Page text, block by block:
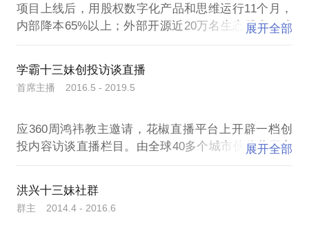
项目上线后，用股权数字化产品和思维运行11个月，
内部降本65%以上；外部开源近20万名生态股东，成
企业“泰坦资本”、“初心会”、“臻藏”、“赣南脐橙”等企
展开全部
学霸十三妹创投访谈直播
首席主播 2016.5 - 2019.5
应360周鸿祎教主邀请，花椒直播平台上开辟一档创
投内容访谈直播栏目。由全球40多个城市伙伴共同完
展开全部
洪兴十三妹社群
群主 2014.4 - 2016.6